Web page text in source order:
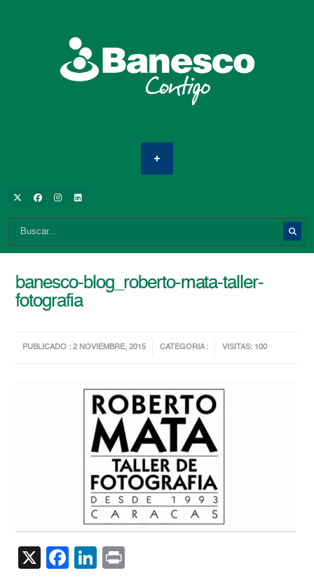
banesco-blog_roberto-mata-taller-
fotografia
PUBLICADO : 2 NOVIEMBRE, 2015 CATEGORIA : VISITAS: 100
X Facebook
LinkedIn